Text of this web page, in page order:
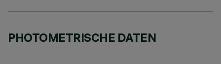
PHOTOMETRISCHE DATEN